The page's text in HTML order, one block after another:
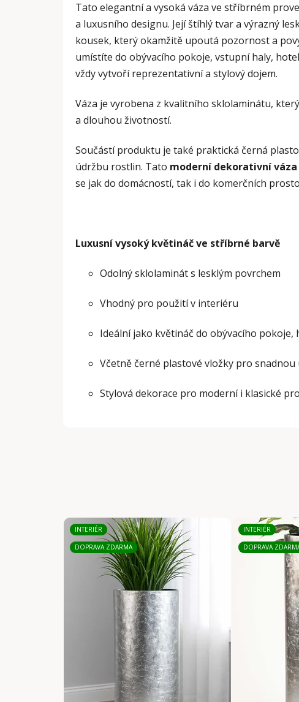
Tato elegantní a vysoká váza ve stříbrném
a luxusního designu. Její štíhlý tvar a výrazný
kousek, který okamžitě upoutá pozornost a
umístíte do obývacího pokoje, vstupní haly,
vždy vytvoří reprezentativní a stylový dojem.
Váza je vyrobena z kvalitního sklolaminátu,
a dlouhou životností.
Součástí produktu je také praktická černá
údržbu rostlin. Tato moderní dekorativní váza
se jak do domácností, tak i do komerčních
Luxusní vysoký květináč ve stříbrné barvě
Odolný sklolaminát s lesklým povrchem
Vhodný pro použití v interiéru
Ideální jako květináč do obývacího pokoje,
Včetně černé plastové vložky pro snadnou
Stylová dekorace pro moderní i klasické
INTERIÉR
DOPRAVA ZDARMA
INTERIÉR
DOPRAVA